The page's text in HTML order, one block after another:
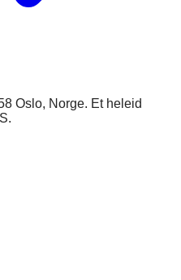
Oslo, Norge. Et heleid